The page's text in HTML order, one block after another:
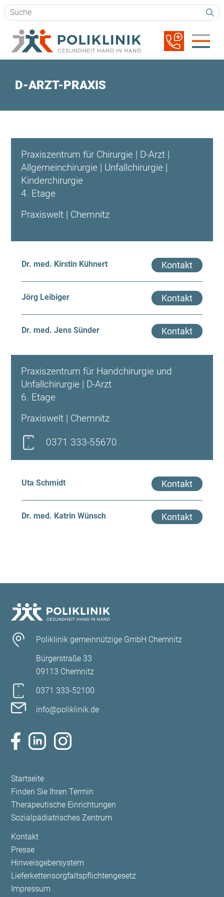
Suchbegriffe
Navigation
überspringen
D-ARZT-PRAXIS
Praxiszentrum für Chirurgie | D-Arzt |
Allgemeinchirurgie | Unfallchirurgie |
Kinderchirurgie
4. Etage
Praxiswelt | Chemnitz
Dr. med. Kirstin Kühnert Kontakt
Jörg Leibiger Kontakt
Dr. med. Jens Sünder Kontakt
Praxiszentrum für Handchirurgie und
Unfallchirurgie | D-Arzt
6. Etage
Praxiswelt | Chemnitz
0371 333-55670
Uta Schmidt Kontakt
Dr. med. Katrin Wünsch Kontakt
Poliklinik gemeinnützige GmbH Chemnitz
Bürgerstraße 33
09113 Chemnitz
0371 333-52100
info@poliklinik.de
Navigation
überspringen
Startseite
Finden Sie Ihren Termin
Therapeutische Einrichtungen
Sozialpädiatrisches Zentrum
Navigation
überspringen
Kontakt
Presse
Hinweisgebersystem
Lieferkettensorgfaltspflichtengesetz
Impressum